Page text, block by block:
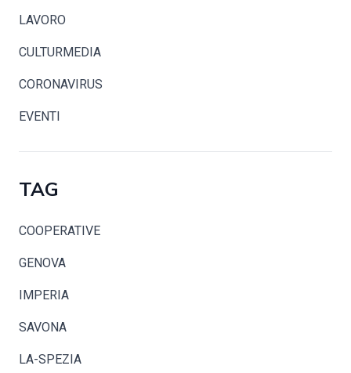
LAVORO
CULTURMEDIA
CORONAVIRUS
EVENTI
TAG
COOPERATIVE
GENOVA
IMPERIA
SAVONA
LA-SPEZIA